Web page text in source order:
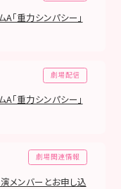
「重力シンパシー」
劇場配信
「重力シンパシー」
劇場関連情報
メンバーとお申し込